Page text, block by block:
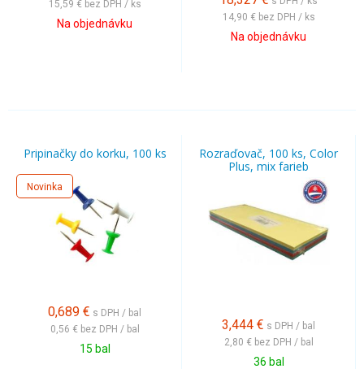
15,59 € bez DPH / ks
Na objednávku
14,90 € bez DPH / ks
Na objednávku
Pripinačky do korku, 100 ks
Novinka
0,689 € s DPH / bal
0,56 € bez DPH / bal
15 bal
Rozraďovač, 100 ks, Color
Plus, mix farieb
3,444 € s DPH / bal
2,80 € bez DPH / bal
36 bal